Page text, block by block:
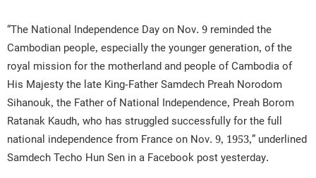
“The National Independence Day on Nov. 9 reminded the
Cambodian people, especially the younger generation, of the
royal mission for the motherland and people of Cambodia of
His Majesty the late King-Father Samdech Preah Norodom
Sihanouk, the Father of National Independence, Preah Borom
Ratanak Kaudh, who has struggled successfully for the full
national independence from France on Nov. 9, 1953,” underlined
Samdech Techo Hun Sen in a Facebook post yesterday.